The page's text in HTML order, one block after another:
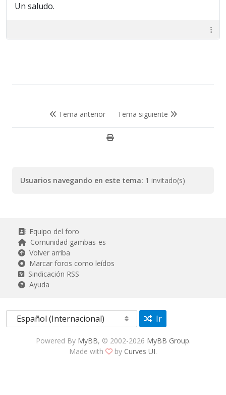
Un saludo.
Tema anterior Tema siguiente
Usuarios navegando en este tema: 1 invitado(s)
Equipo del foro
Comunidad gambas-es
Volver arriba
Marcar foros como leídos
Sindicación RSS
Ayuda
Ir
Powered By MyBB, © 2002-2026 MyBB Group.
Made with
by Curves UI.